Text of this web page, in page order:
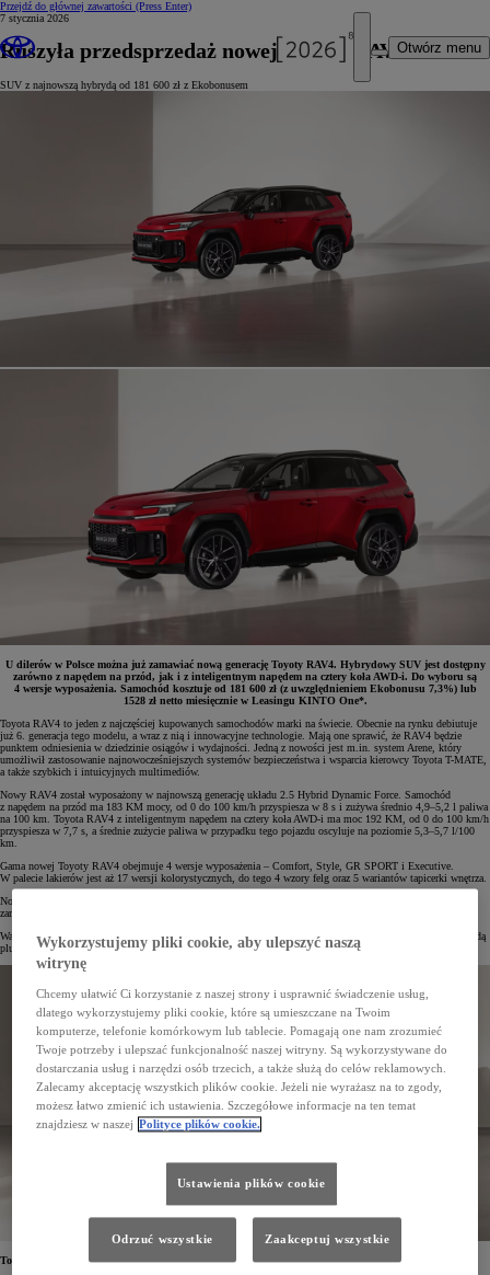
Przejdź do głównej zawartości (Press Enter)
Otwórz menu
7 stycznia 2026
Ruszyła przedsprzedaż nowej Toyoty RAV4
SUV z najnowszą hybrydą od 181 600 zł z Ekobonusem
U dilerów w Polsce można już zamawiać nową generację Toyoty RAV4. Hybrydowy SUV jest dostępny
zarówno z napędem na przód, jak i z inteligentnym napędem na cztery koła AWD-i. Do wyboru są
4 wersje wyposażenia. Samochód kosztuje od 181 600 zł (z uwzględnieniem Ekobonusu 7,3%) lub
1528 zł netto miesięcznie w Leasingu KINTO One*.
Toyota RAV4 to jeden z najczęściej kupowanych samochodów marki na świecie. Obecnie na rynku debiutuje
już 6. generacja tego modelu, a wraz z nią i innowacyjne technologie. Mają one sprawić, że RAV4 będzie
punktem odniesienia w dziedzinie osiągów i wydajności. Jedną z nowości jest m.in. system Arene, który
umożliwił zastosowanie najnowocześniejszych systemów bezpieczeństwa i wsparcia kierowcy Toyota T-MATE,
a także szybkich i intuicyjnych multimediów.
Nowy RAV4 został wyposażony w najnowszą generację układu 2.5 Hybrid Dynamic Force. Samochód
z napędem na przód ma 183 KM mocy, od 0 do 100 km/h przyspiesza w 8 s i zużywa średnio 4,9–5,2 l paliwa
na 100 km. Toyota RAV4 z inteligentnym napędem na cztery koła AWD-i ma moc 192 KM, od 0 do 100 km/h
przyspiesza w 7,7 s, a średnie zużycie paliwa w przypadku tego pojazdu oscyluje na poziomie 5,3–5,7 l/100
km.
Gama nowej Toyoty RAV4 obejmuje 4 wersje wyposażenia – Comfort, Style, GR SPORT i Executive.
W palecie lakierów jest aż 17 wersji kolorystycznych, do tego 4 wzory felg oraz 5 wariantów tapicerki wnętrza.
Nowa Toyota RAV4 kosztuje od 181 600 zł (z uwzględnieniem Ekobonusu 7,3%). Samochód można już
zamawiać w salonach Toyoty.
Warto tu wspomnieć, że w późniejszym terminie do oferty ma również dołączyć nowa Toyota RAV4 z hybrydą
plug-in najnowszej generacji.
Toyota RAV4 Comfort od 181 600 zł
Wykorzystujemy pliki cookie, aby ulepszyć naszą
witrynę
Chcemy ułatwić Ci korzystanie z naszej strony i usprawnić świadczenie usług,
dlatego wykorzystujemy pliki cookie, które są umieszczane na Twoim
komputerze, telefonie komórkowym lub tablecie. Pomagają one nam zrozumieć
Twoje potrzeby i ulepszać funkcjonalność naszej witryny. Są wykorzystywane do
dostarczania usług i narzędzi osób trzecich, a także służą do celów reklamowych.
Zalecamy akceptację wszystkich plików cookie. Jeżeli nie wyrażasz na to zgody,
możesz łatwo zmienić ich ustawienia. Szczegółowe informacje na ten temat
znajdziesz w naszej Polityce plików cookie.
Ustawienia plików cookie
Odrzuć wszystkie Zaakceptuj wszystkie